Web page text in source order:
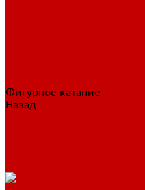
Фигурное катание
Назад